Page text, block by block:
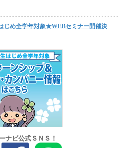
じめ全学年対象★WEBセミナー開催決
ナビ公式ＳＮＳ！